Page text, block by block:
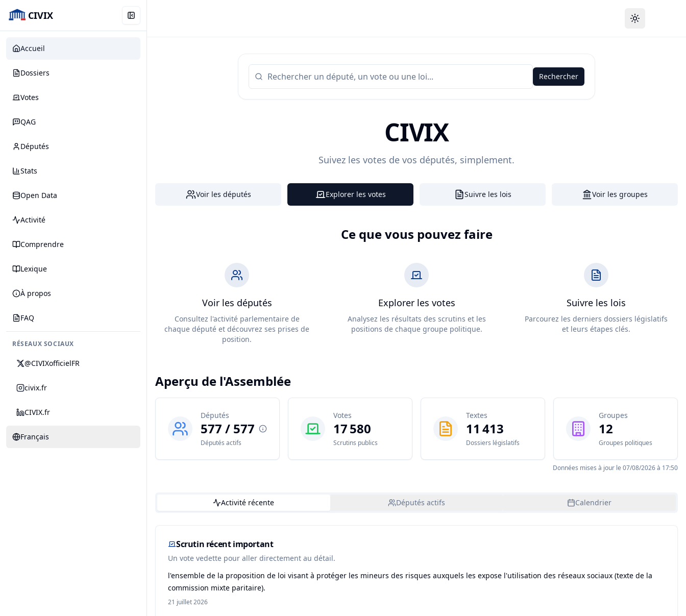
CIVIX
Accueil
Dossiers
Votes
QAG
Députés
Stats
Open Data
Activité
Comprendre
Lexique
À propos
FAQ
RÉSEAUX SOCIAUX
@CIVIXofficielFR
civix.fr
CIVIX.fr
Français
Toggle theme
Rechercher
CIVIX
Suivez les votes de vos députés, simplement.
Voir les députés Explorer les votes Suivre les lois Voir les groupes
Ce que vous pouvez faire
Voir les députés
Consultez l'activité parlementaire de
chaque député et découvrez ses prises de
position.
Explorer les votes
Analysez les résultats des scrutins et les
positions de chaque groupe politique.
Suivre les lois
Parcourez les derniers dossiers législatifs
et leurs étapes clés.
Aperçu de l'Assemblée
Députés
577 / 577
Députés actifs
Votes
17 580
Scrutins publics
Textes
11 413
Dossiers législatifs
Groupes
12
Groupes politiques
Données mises à jour le 07/08/2026 à 17:50
Activité récente Députés actifs Calendrier
Scrutin récent important
Un vote vedette pour aller directement au détail.
l'ensemble de la proposition de loi visant à protéger les mineurs des risques auxquels les expose l'utilisation des réseaux sociaux (texte de la
commission mixte paritaire).
21 juillet 2026